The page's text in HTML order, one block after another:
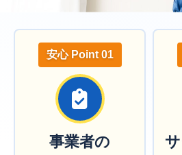
安心 Point 01
事業者の